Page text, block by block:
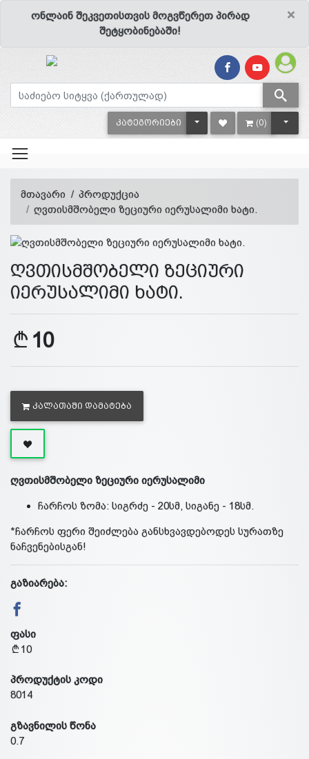
×
ონლაინ შეკვეთისთვის მოგვწერეთ პირად
შეტყობინებაში!
ᲙᲐᲢᲔᲒᲝᲠᲘᲔᲑᲘ TOGGLE DROPDOWN
(0)
მთავარი
პროდუქცია
ღვთისმშობელი ზეციური იერუსალიმი ხატი.
ღვთისმშობელი ზეციური
იერუსალიმი ხატი.
10
ᲙᲐᲚᲐᲗᲐᲨᲘ ᲓᲐᲛᲐᲢᲔᲑᲐ
ღვთისმშობელი ზეციური იერუსალიმი
ჩარჩოს ზომა: სიგრძე - 20სმ, სიგანე - 18სმ.
*ჩარჩოს ფერი შეიძლება განსხვავდებოდეს სურათზე
ნაჩვენებისგან!
გაზიარება:
ფასი
10
პროდუქტის კოდი
8014
გზავნილის წონა
0.7